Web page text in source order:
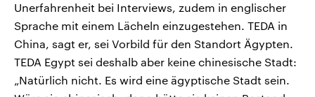
Unerfahrenheit bei Interviews, zudem in englischer
Sprache mit einem Lächeln einzugestehen. TEDA in
China, sagt er, sei Vorbild für den Standort Ägypten.
TEDA Egypt sei deshalb aber keine chinesische Stadt:
„Natürlich nicht. Es wird eine ägyptische Stadt sein.